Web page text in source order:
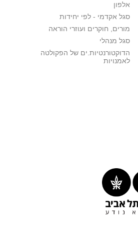
אלפון
סגל אקדמי - לפי יחידות
מורים, חוקרים ועוזרי הוראה
סגל מנהלי
הדוקטורנטיות.ים של הפקולטה
לאמנויות